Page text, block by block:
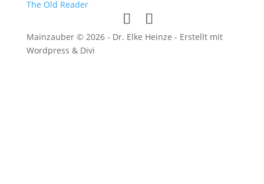
The Old Reader
Mainzauber © 2026 - Dr. Elke Heinze - Erstellt mit
Wordpress & Divi